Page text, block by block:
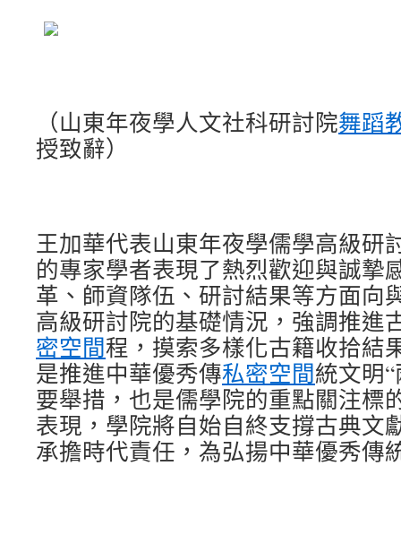
（山東年夜學人文社科研討院舞蹈
授致辭）
王加華代表山東年夜學儒學高級研
的專家學者表現了熱烈歡迎與誠摯
革、師資隊伍、研討結果等方面向
高級研討院的基礎情況，強調推進
密空間程，摸索多樣化古籍收拾結
是推進中華優秀傳私密空間統文明
要舉措，也是儒學院的重點關注標
表現，學院將自始自終支撐古典文
承擔時代責任，為弘揚中華優秀傳